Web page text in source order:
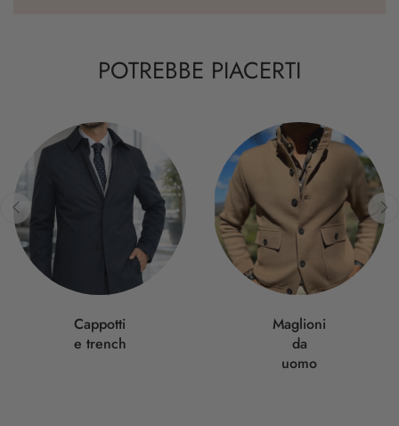
POTREBBE PIACERTI
Cappotti
e trench
Maglioni
da
uomo
‹ ›